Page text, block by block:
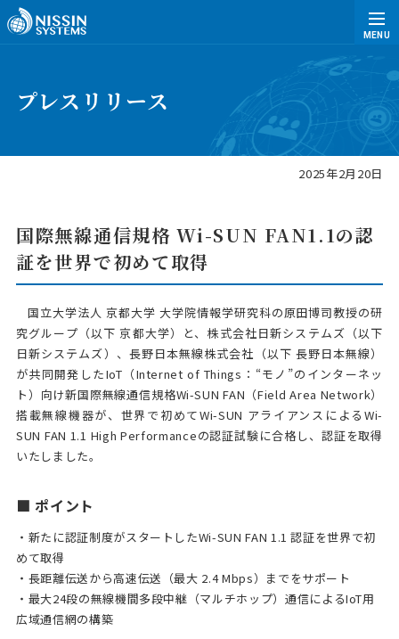
MENU
プレスリリース
2025年2月20日
国際無線通信規格 Wi-SUN FAN1.1の認
証を世界で初めて取得
国立大学法人 京都大学 大学院情報学研究科の原田博司教授の研
究グループ（以下 京都大学）と、株式会社日新システムズ（以下
日新システムズ）、長野日本無線株式会社（以下 長野日本無線）
が共同開発したIoT（Internet of Things：“モノ”のインターネッ
ト）向け新国際無線通信規格Wi-SUN FAN（Field Area Network）
搭載無線機器が、世界で初めてWi-SUN アライアンスによるWi-
SUN FAN 1.1 High Performanceの認証試験に合格し、認証を取得
いたしました。
■ ポイント
・新たに認証制度がスタートしたWi-SUN FAN 1.1 認証を世界で初
めて取得
・長距離伝送から高速伝送（最大 2.4 Mbps）までをサポート
・最大24段の無線機間多段中継（マルチホップ）通信によるIoT用
広域通信網の構築